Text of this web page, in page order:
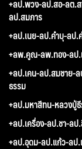
+ลป.พวง-ลป.สอ-ลต.
ลป.สมภาร
+ลป.เนย-ลป.คำบุ-ลป.
+ลพ.คูณ-ลพ.ทอง-ลป
+ลป.เคน-ลป.สมชาย-
ธรรม
+ลป.มหาสีทน-หลวงปู่
+ลป.เครื่อง-ลป.ชา-ล
+ลป.อุดม-ลป.แก้ว-ลป.